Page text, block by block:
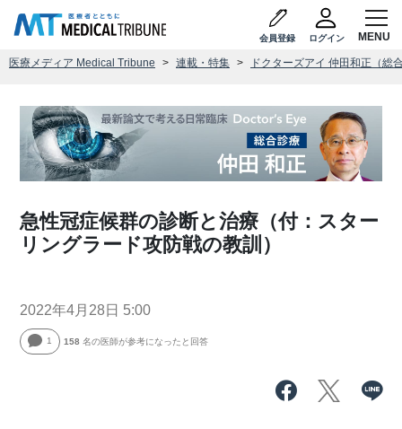
会員登録 ログイン
医療メディア Medical Tribune 連載・特集 ドクターズアイ 仲田和正（総
急性冠症候群の診断と治療（付：スター
リングラード攻防戦の教訓）
2022年4月28日 5:00
1 158 名の医師が参考になったと回答